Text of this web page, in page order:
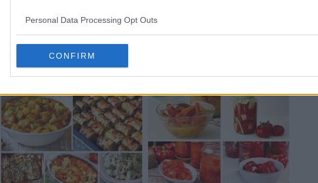
Personal Data Processing Opt Outs
CONFIRM
Poate îți place și: